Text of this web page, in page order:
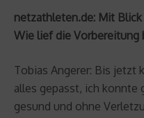
netzathleten.de: Mit
Wie lief die Vorbereitung
Tobias Angerer: Bis jetzt
alles gepasst, ich konnte
gesund und ohne